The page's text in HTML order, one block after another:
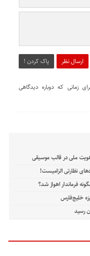
ارسال نظر پاک کردن !
زمانی که دوباره دیدگاهی
ملی در قالب موسیقی
نظارتی الزامیست!
فرماندار اهواز شد؟
خلیج‌فارس